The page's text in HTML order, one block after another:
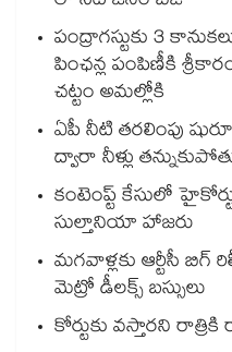
పంద్రాగస్టుకు 3
పింఛన్ల పంపిణీకి
చట్టం అమల్లోకి
ఏపీ నీటి తరలింపు
ద్వారా నీళ్లు
కంటెంప్ట్ కేసులో
సుల్తానియా హాజరు
మగవాళ్లకు ఆర్టీసీ బిగ్
మెట్రో డీలక్స్ బస్సులు
కోర్టుకు వస్తారని